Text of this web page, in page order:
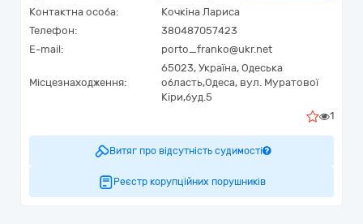
Контактна особа:
Кочкіна Лариса
Телефон:
380487057423
E-mail:
porto_franko@ukr.net
Місцезнаходження:
65023, Україна, Одеська
область,Одеса, вул. Муратової
Кіри,буд.5
1
Витяг про відсутність судимості
Реєстр корупційних порушників